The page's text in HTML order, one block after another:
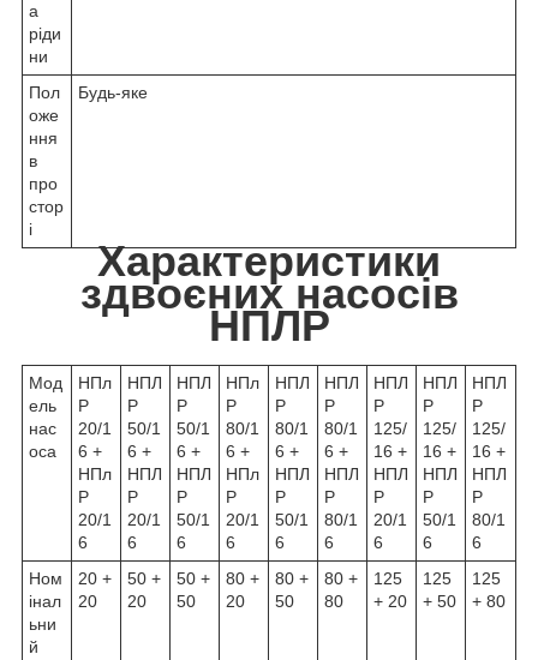
а
ріди
ни
Пол
оже
ння
в
про
стор
і
Будь-яке
Характеристики
здвоєних насосів
НПЛР
Мод
ель
нас
оса
НПл
Р
20/1
6 +
НПл
Р
20/1
6
НПЛ
Р
50/1
6 +
НПЛ
Р
20/1
6
НПЛ
Р
50/1
6 +
НПЛ
Р
50/1
6
НПл
Р
80/1
6 +
НПл
Р
20/1
6
НПЛ
Р
80/1
6 +
НПЛ
Р
50/1
6
НПЛ
Р
80/1
6 +
НПЛ
Р
80/1
6
НПЛ
Р
125/
16 +
НПЛ
Р
20/1
6
НПЛ
Р
125/
16 +
НПЛ
Р
50/1
6
НПЛ
Р
125/
16 +
НПЛ
Р
80/1
6
Ном
інал
ьни
й
20 +
20
50 +
20
50 +
50
80 +
20
80 +
50
80 +
80
125
+ 20
125
+ 50
125
+ 80